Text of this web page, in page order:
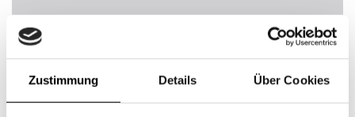
Zustimmung Details Über Cookies